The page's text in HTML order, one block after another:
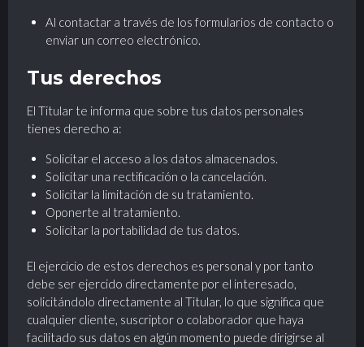
Al contactar a través de los formularios de contacto o
enviar un correo electrónico.
Tus derechos
El Titular te informa que sobre tus datos personales
tienes derecho a:
Solicitar el acceso a los datos almacenados.
Solicitar una rectificación o la cancelación.
Solicitar la limitación de su tratamiento.
Oponerte al tratamiento.
Solicitar la portabilidad de tus datos.
El ejercicio de estos derechos es personal y por tanto
debe ser ejercido directamente por el interesado,
solicitándolo directamente al Titular, lo que significa que
cualquier cliente, suscriptor o colaborador que haya
facilitado sus datos en algún momento puede dirigirse al